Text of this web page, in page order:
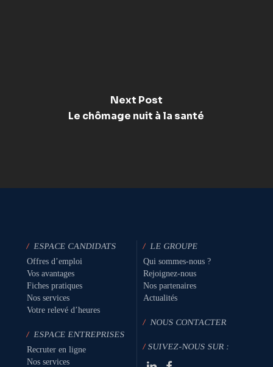
Next Post
Le chômage nuit à la santé
/ ESPACE CANDIDATS
Offres d’emploi
Vos avantages
Fiches pratiques
Nos services
Votre relevé d’heures
/ ESPACE ENTREPRISES
Recruter en ligne
Nos services
/ LE GROUPE
Qui sommes-nous ?
Rejoignez-nous
Nos partenaires
Actualités
/NOUS CONTACTER
/SUIVEZ-NOUS SUR :